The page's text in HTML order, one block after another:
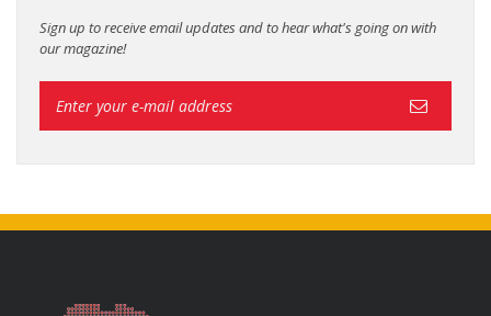
Sign up to receive email updates and to hear what's going on with
our magazine!